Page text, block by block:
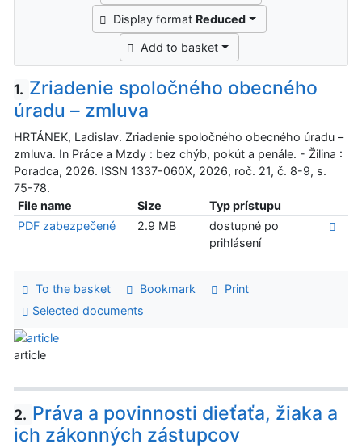
Display format Reduced
Add to basket
1. Zriadenie spoločného obecného
úradu – zmluva
HRTÁNEK, Ladislav. Zriadenie spoločného obecného úradu –
zmluva. In Práce a Mzdy : bez chýb, pokút a penále. - Žilina :
Poradca, 2026. ISSN 1337-060X, 2026, roč. 21, č. 8-9, s.
75-78.
File name
Size
Typ prístupu
PDF zabezpečené
2.9 MB
dostupné po
prihlásení
To the basket Bookmark
Print
Selected documents
article
2. Práva a povinnosti dieťaťa, žiaka a
ich zákonných zástupcov